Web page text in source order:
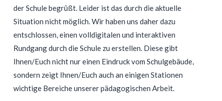
der Schule begrüßt. Leider ist das durch die aktuelle
Situation nicht möglich.Wir haben uns daher dazu
entschlossen,einen volldigitalen und interaktiven
Rundgang durch die Schule zu erstellen. Diese gibt
Ihnen/Euch nicht nur einen Eindruck vom Schulgebäude,
sondern zeigt Ihnen/Euch auch an einigen Stationen
wichtige Bereiche unsererpädagogischen Arbeit.